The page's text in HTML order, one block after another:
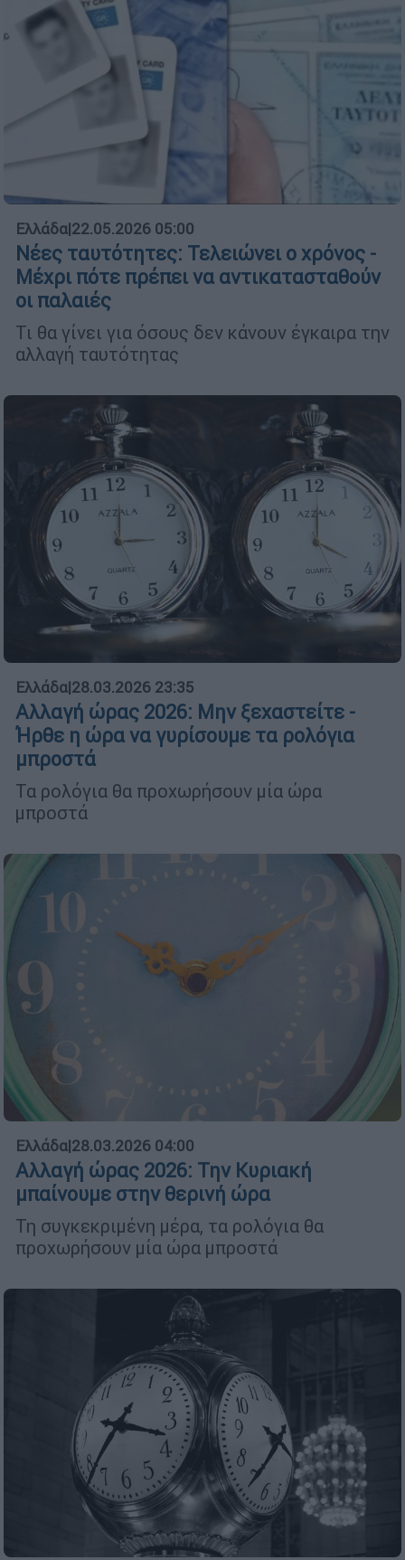
Ελλάδα|22.05.2026 05:00
Νέες ταυτότητες: Τελειώνει ο χρόνος -
Μέχρι πότε πρέπει να αντικατασταθούν
οι παλαιές
Τι θα γίνει για όσους δεν κάνουν έγκαιρα την
αλλαγή ταυτότητας
Ελλάδα|28.03.2026 23:35
Αλλαγή ώρας 2026: Μην ξεχαστείτε -
Ήρθε η ώρα να γυρίσουμε τα ρολόγια
μπροστά
Τα ρολόγια θα προχωρήσουν μία ώρα
μπροστά
Ελλάδα|28.03.2026 04:00
Αλλαγή ώρας 2026: Την Κυριακή
μπαίνουμε στην θερινή ώρα
Τη συγκεκριμένη μέρα, τα ρολόγια θα
προχωρήσουν μία ώρα μπροστά